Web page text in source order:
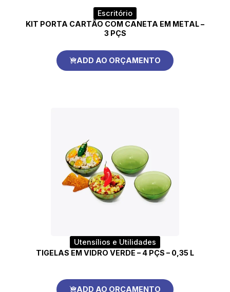
Escritório
KIT PORTA CARTÃO COM CANETA EM METAL –
3 PÇS
ADD AO ORÇAMENTO
Utensílios e Utilidades
TIGELAS EM VIDRO VERDE – 4 PÇS – 0,35 L
ADD AO ORÇAMENTO